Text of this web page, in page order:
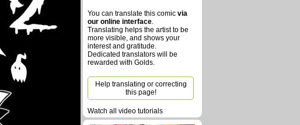
You can translate this comic via
our online interface.
Translating helps the artist to be
more visible, and shows your
interest and gratitude.
Dedicated translators will be
rewarded with Golds.
Help translating or correcting
this page!
Watch all video tutorials